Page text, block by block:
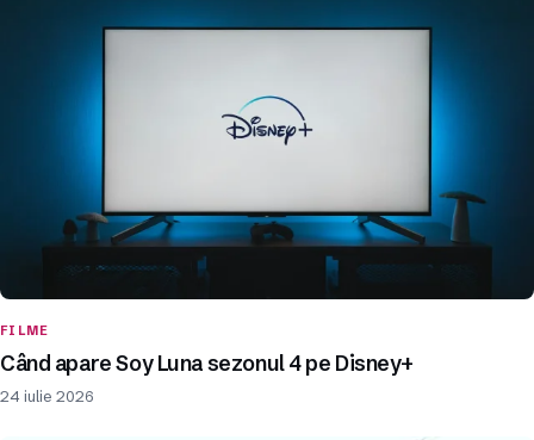
FILME
Când apare Soy Luna sezonul 4 pe Disney+
24 iulie 2026